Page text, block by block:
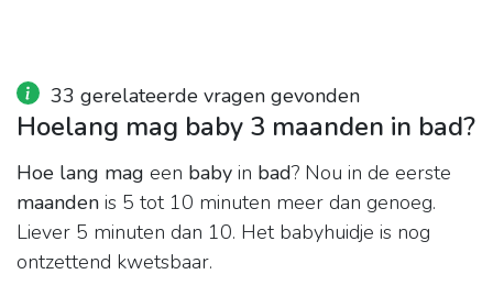
33 gerelateerde vragen gevonden
Hoelang mag baby 3 maanden in bad?
Hoe lang mag een baby in bad? Nou in de eerste
maanden is 5 tot 10 minuten meer dan genoeg.
Liever 5 minuten dan 10. Het babyhuidje is nog
ontzettend kwetsbaar.